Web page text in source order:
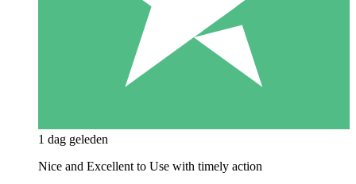
1 dag geleden
Nice and Excellent to Use with timely action